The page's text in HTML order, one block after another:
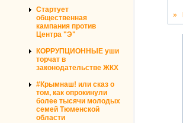
Стартует
общественная
кампания против
Центра "Э"
КОРРУПЦИОННЫЕ уши
торчат в
законодательстве ЖКХ
#Крымнаш! или сказ о
том, как опрокинули
более тысячи молодых
семей Тюменской
области
»